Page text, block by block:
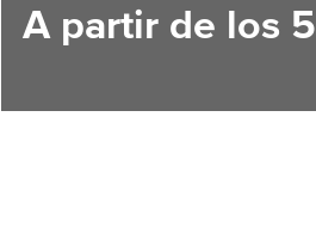
A partir de los